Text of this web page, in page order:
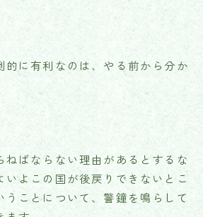
的に有利なのは、やる前から分か
ねばならない理由があるとするな
いよこの国が後戻りできないとこ
うことについて、警鐘を鳴らして